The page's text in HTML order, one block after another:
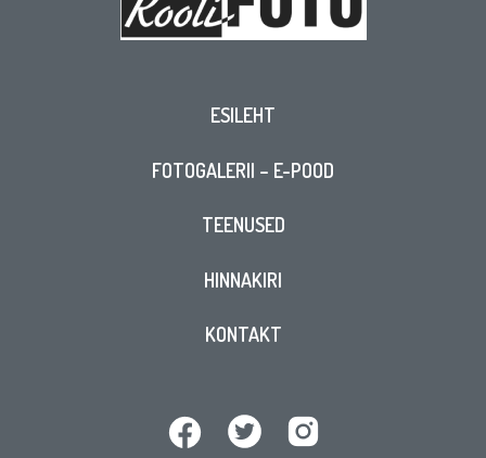
ESILEHT
FOTOGALERII – E-POOD
TEENUSED
HINNAKIRI
KONTAKT